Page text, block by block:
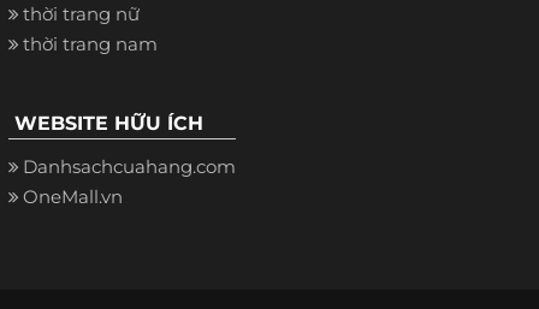
thời trang nữ
thời trang nam
WEBSITE HỮU ÍCH
Danhsachcuahang.com
OneMall.vn